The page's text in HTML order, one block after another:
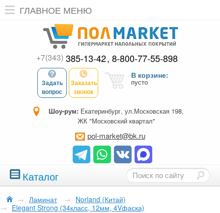
ГЛАВНОЕ МЕНЮ
+7(343) 385-13-42 8-800-77-55-898
Задать
вопрос
Заказать
звонок
В корзине:
пусто
Шоу-рум: Екатеринбург, ул.Московская 198,
ЖК "Московский квартал"
pol-market@bk.ru
Каталог
→ Ламинат → Norland (Китай)
→ Elegant Strong (34класс, 12мм, 4Vфаска)